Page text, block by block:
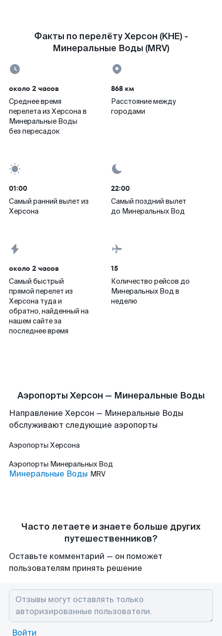
Факты по перелёту Херсон (KHE) -
Минеральные Воды (MRV)
около 2 часов
Среднее время
перелета из Херсона в
Минеральные Воды
без пересадок
868 км
Расстояние между
городами
01:00
Самый ранний вылет из
Херсона
22:00
Самый поздний вылет
до Минеральных Вод
около 2 часов
Самый быстрый
прямой перелет из
Херсона туда и
обратно, найденный на
нашем сайте за
последнее время
15
Количество рейсов до
Минеральных Вод в
неделю
Аэропорты Херсон — Минеральные Воды
Направление Херсон — Минеральные Воды
обслуживают следующие аэропорты
Аэропорты Херсона
Аэропорты Минеральных Вод
Минеральные Воды MRV
Часто летаете и знаете больше других
путешественников?
Оставьте комментарий — он поможет
пользователям принять решение
Войти